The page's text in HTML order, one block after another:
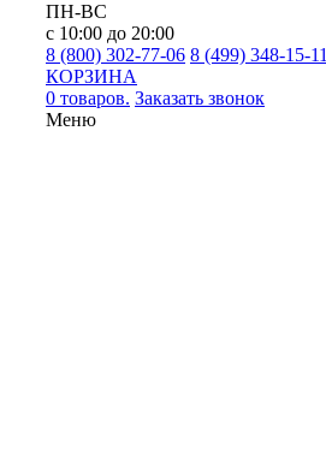
ПН-ВС
с 10:00 до 20:00
8 (800) 302-77-06 8 (499) 348-15-11
КОРЗИНА
0 товаров. Заказать звонок
Меню